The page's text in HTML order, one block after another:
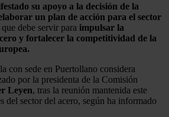
su apoyo a la decisión de la
un plan de acción para el sector
debe servir para impulsar la
y fortalecer la competitividad de la
con sede en Puertollano considera
por la presidenta de la Comisión
Leyen, tras la reunión mantenida este
del sector del acero, según ha informado